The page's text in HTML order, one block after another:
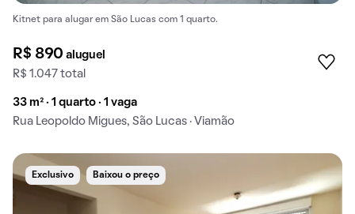
Kitnet para alugar em São Lucas com 1 quarto.
R$ 890aluguel
R$ 1.047 total
33 m² · 1 quarto · 1 vaga
Rua Leopoldo Migues, São Lucas · Viamão
Exclusivo Baixou o preço